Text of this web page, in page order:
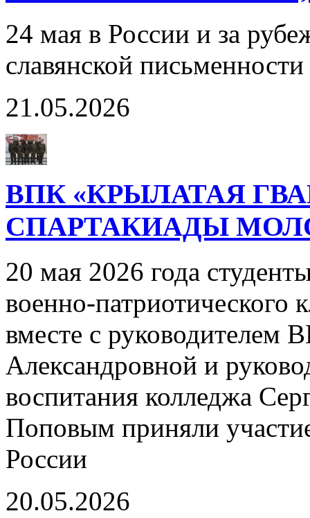
24 мая в России и за
славянской
21.05.2026
ВПК «КРЫЛАТАЯ
СПАРТАКИАДЫ
20 мая 2026 года
военно-патриотического
вместе с руководителем
Александровной и
воспитания колледжа
Поповым приняли
России
20.05.2026